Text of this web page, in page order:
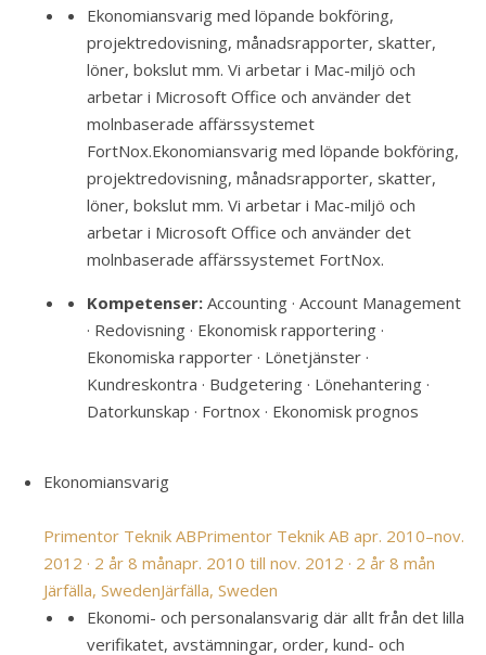
Ekonomiansvarig med löpande bokföring,
projektredovisning, månadsrapporter, skatter,
löner, bokslut mm. Vi arbetar i Mac-miljö och
arbetar i Microsoft Office och använder det
molnbaserade affärssystemet
FortNox.Ekonomiansvarig med löpande bokföring,
projektredovisning, månadsrapporter, skatter,
löner, bokslut mm. Vi arbetar i Mac-miljö och
arbetar i Microsoft Office och använder det
molnbaserade affärssystemet FortNox.
Kompetenser: Accounting · Account Management
· Redovisning · Ekonomisk rapportering ·
Ekonomiska rapporter · Lönetjänster ·
Kundreskontra · Budgetering · Lönehantering ·
Datorkunskap · Fortnox · Ekonomisk prognos
Ekonomiansvarig
Primentor Teknik ABPrimentor Teknik AB apr. 2010–nov.
2012 · 2 år 8 månapr. 2010 till nov. 2012 · 2 år 8 mån
Järfälla, SwedenJärfälla, Sweden
Ekonomi- och personalansvarig där allt från det lilla
verifikatet, avstämningar, order, kund- och